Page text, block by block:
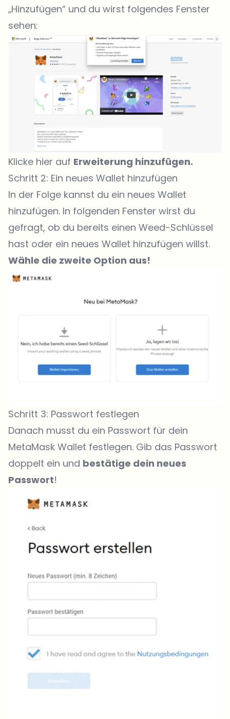
„Hinzufügen“ und du wirst folgendes Fenster
sehen:
Klicke hier auf Erweiterung hinzufügen.
Schritt 2: Ein neues Wallet hinzufügen
In der Folge kannst du ein neues Wallet
hinzufügen. In folgenden Fenster wirst du
gefragt, ob du bereits einen Weed-Schlüssel
hast oder ein neues Wallet hinzufügen willst.
Wähle die zweite Option aus!
Schritt 3: Passwort festlegen
Danach musst du ein Passwort für dein
MetaMask Wallet festlegen. Gib das Passwort
doppelt ein und bestätige dein neues
Passwort!